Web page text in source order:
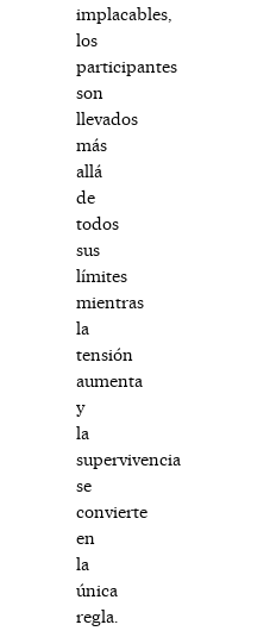
implacables,
los
participantes
son
llevados
más
allá
de
todos
sus
límites
mientras
la
tensión
aumenta
y
la
supervivencia
se
convierte
en
la
única
regla.